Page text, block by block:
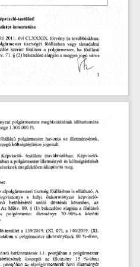
testület!
ismertetése
2011. évi CLXXXIX. törvény (a továbbiakban:
tisztségét főállásban vagy társadalmi
szerint főállású a polgármester, ha főállású
71. § (2) bekezdése alapján amegyei jogú város
1
polgármestere megbízatásának időtartamára
1.300.000 Ft.
főállású polgármester havonta az illetményének,
költségtérítésrejogosult.
Képviselő- testületé (továbbiakban:
Képviselő
a polgármester illetményét és költségtérítését
megfelelően állapította meg.
alpolgármesteri tisztség főállásban is ellátható. A
jogviszonya a helyi önkormányzat
képviselő
betöltéséről szóló döntését követően,
az
Az Mötv. 80. § (1) bekezdése alapján a főállású
a polgármester illetménye 70-90%-a
közötti
testület a 139/2019. (XI. 07), a 140/2019. (XI.
a polgármester illetményének 80 %-ában,
határozatának 1.1. pontjában a polgármester
összegét az illetmény 15
%-ában
pontjában az alpolgármesterek havi illetményét